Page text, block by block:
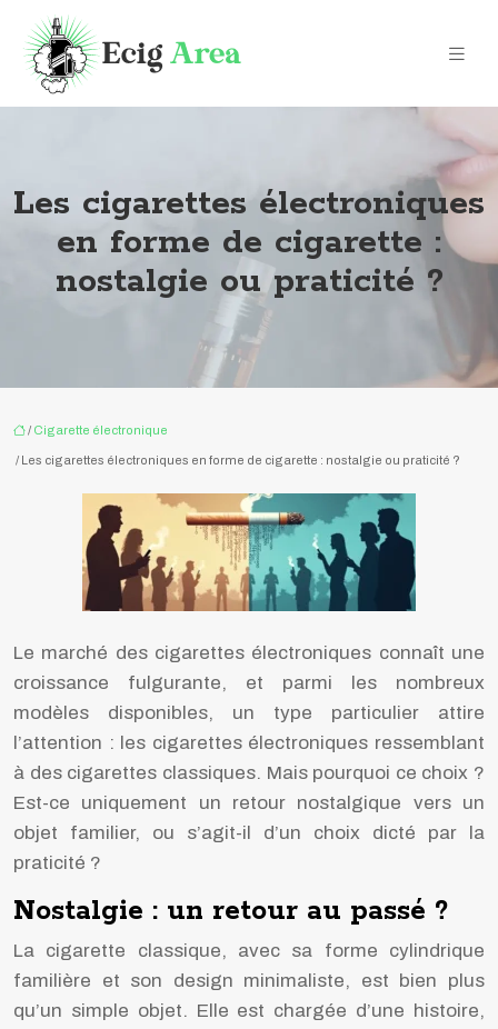
Les cigarettes électroniques
en forme de cigarette :
nostalgie ou praticité ?
/ Cigarette électronique
/ Les cigarettes électroniques en forme de cigarette : nostalgie ou praticité ?
Le marché des cigarettes électroniques connaît une
croissance fulgurante, et parmi les nombreux
modèles disponibles, un type particulier attire
l’attention : les cigarettes électroniques ressemblant
à des cigarettes classiques. Mais pourquoi ce choix ?
Est-ce uniquement un retour nostalgique vers un
objet familier, ou s’agit-il d’un choix dicté par la
praticité ?
Nostalgie : un retour au passé ?
La cigarette classique, avec sa forme cylindrique
familière et son design minimaliste, est bien plus
qu’un simple objet. Elle est chargée d’une histoire,